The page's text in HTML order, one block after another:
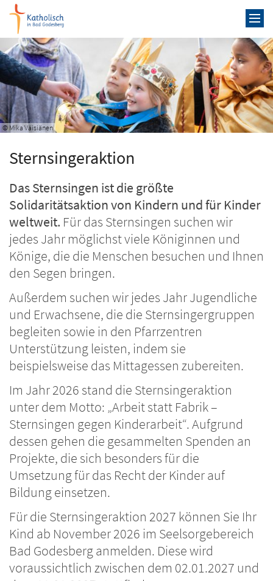
Zum Inhalt springen
© Mika Väisiänen
Sternsingeraktion
Das Sternsingen ist die größte
Solidaritätsaktion von Kindern und für Kinder
weltweit. Für das Sternsingen suchen wir
jedes Jahr möglichst viele Königinnen und
Könige, die die Menschen besuchen und Ihnen
den Segen bringen.
Außerdem suchen wir jedes Jahr Jugendliche
und Erwachsene, die die Sternsingergruppen
begleiten sowie in den Pfarrzentren
Unterstützung leisten, indem sie
beispielsweise das Mittagessen zubereiten.
Im Jahr 2026 stand die Sternsingeraktion
unter dem Motto: „Arbeit statt Fabrik –
Sternsingen gegen Kinderarbeit“. Aufgrund
dessen gehen die gesammelten Spenden an
Projekte, die sich besonders für die
Umsetzung für das Recht der Kinder auf
Bildung einsetzen.
Für die Sternsingeraktion 2027 können Sie Ihr
Kind ab November 2026 im Seelsorgebereich
Bad Godesberg anmelden. Diese wird
voraussichtlich zwischen dem 02.01.2027 und